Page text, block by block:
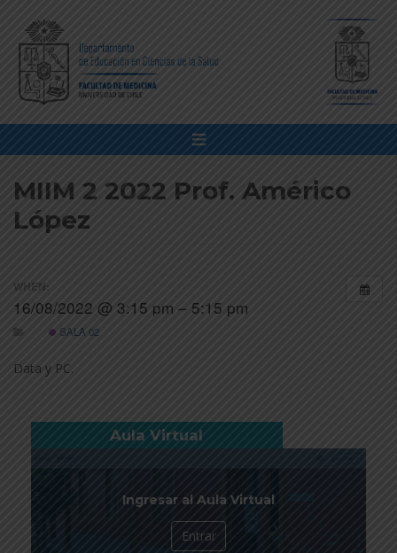
MIIM 2 2022 Prof. Américo
López
WHEN:
16/08/2022 @ 3:15 pm – 5:15 pm
SALA 02
Data y PC.
Aula Virtual
Ingresar al Aula Virtual
Entrar